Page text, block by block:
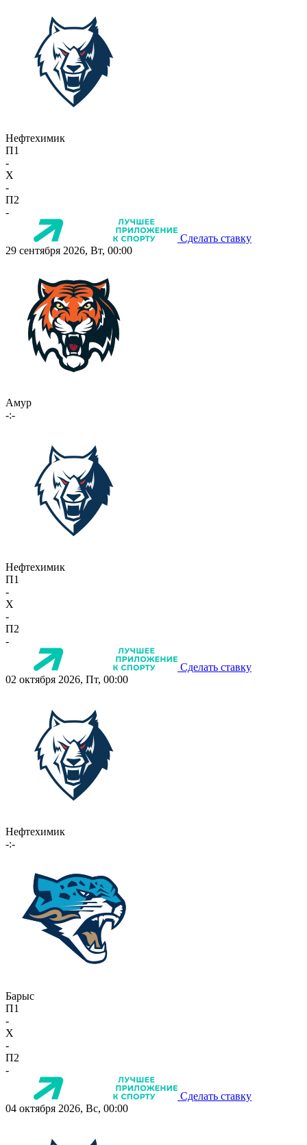
Нефтехимик
П1
-
X
-
П2
-
Сделать ставку
29 сентября 2026, Вт, 00:00
Амур
-:-
Нефтехимик
П1
-
X
-
П2
-
Сделать ставку
02 октября 2026, Пт, 00:00
Нефтехимик
-:-
Барыс
П1
-
X
-
П2
-
Сделать ставку
04 октября 2026, Вс, 00:00